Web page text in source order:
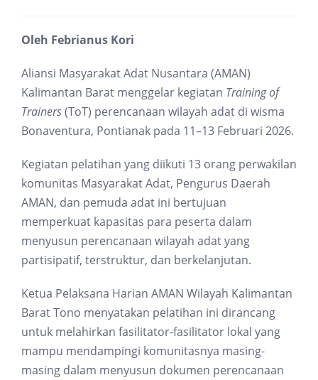
Oleh Febrianus Kori
Aliansi Masyarakat Adat Nusantara (AMAN)
Kalimantan Barat menggelar kegiatan Training of
Trainers(ToT) perencanaan wilayah adat di wisma
Bonaventura, Pontianak pada 11–13 Februari 2026.
Kegiatan pelatihan yang diikuti 13 orang perwakilan
komunitas Masyarakat Adat, Pengurus Daerah
AMAN, dan pemuda adat ini bertujuan
memperkuat kapasitas para peserta dalam
menyusun perencanaan wilayah adat yang
partisipatif, terstruktur, dan berkelanjutan.
Ketua Pelaksana Harian AMAN Wilayah Kalimantan
Barat Tono menyatakan pelatihan ini dirancang
untuk melahirkan fasilitator-fasilitator lokal yang
mampu mendampingi komunitasnya masing-
masing dalam menyusun dokumen perencanaan